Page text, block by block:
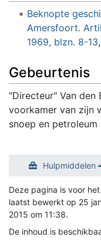
Beknopte
Amersfoort.
1969, blzn. 8-13,
Gebeurtenis
"Directeur" Van
voorkamer van zijn
snoep en petroleum
Hulpmiddelen
Deze pagina is voor het
laatst bewerkt op 25
2015 om 11:38.
De inhoud is